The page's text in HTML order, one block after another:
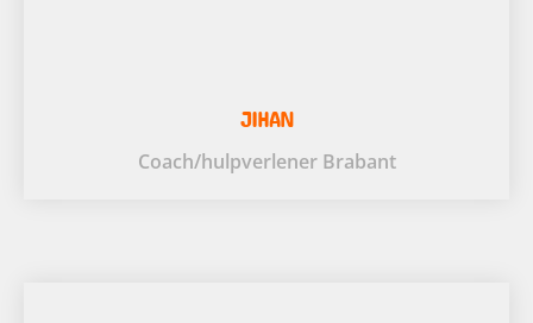
JIHAN
Coach/hulpverlener Brabant